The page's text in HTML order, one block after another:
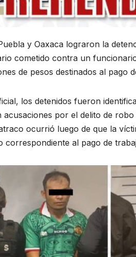
y Oaxaca lograron la
cometido contra un
de pesos destinados al pago
los detenidos fueron
acusaciones por el delito de
ocurrió luego de que la
al pago de